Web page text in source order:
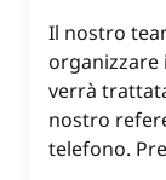
Il nostro
organizzare
verrà
nostro
telefono.